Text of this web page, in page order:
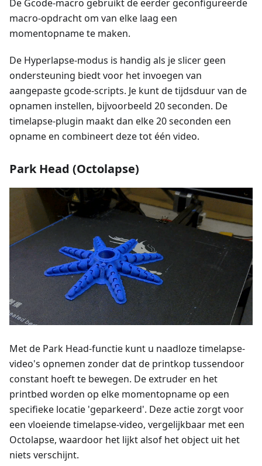
De Gcode-macro gebruikt de eerder geconfigureerde
macro-opdracht om van elke laag een
momentopname te maken.
De Hyperlapse-modus is handig als je slicer geen
ondersteuning biedt voor het invoegen van
aangepaste gcode-scripts. Je kunt de tijdsduur van de
opnamen instellen, bijvoorbeeld 20 seconden. De
timelapse-plugin maakt dan elke 20 seconden een
opname en combineert deze tot één video.
Park Head (Octolapse)
Met de Park Head-functie kunt u naadloze timelapse-
video's opnemen zonder dat de printkop tussendoor
constant hoeft te bewegen. De extruder en het
printbed worden op elke momentopname op een
specifieke locatie 'geparkeerd'. Deze actie zorgt voor
een vloeiende timelapse-video, vergelijkbaar met een
Octolapse, waardoor het lijkt alsof het object uit het
niets verschijnt.